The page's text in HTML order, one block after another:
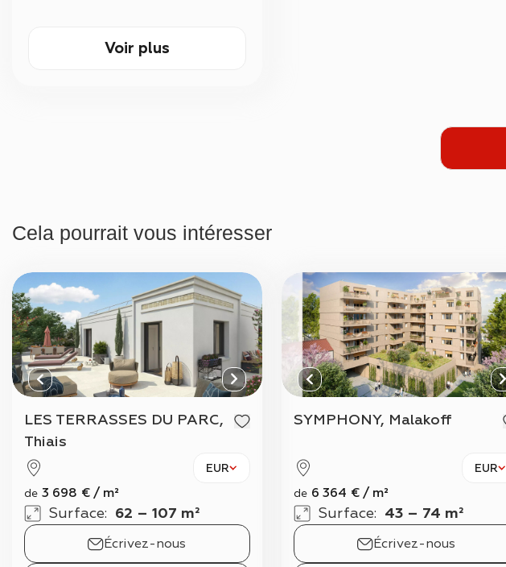
Voir plus
Cela pourrait vous intéresser
LES TERRASSES DU PARC,
Thiais
EUR
de 3 698 € / m²
Surface: 62 – 107 m²
Écrivez-nous
SYMPHONY, Malakoff
EUR
de 6 364 €/ m²
Surface: 43 – 74 m²
Écrivez-nous